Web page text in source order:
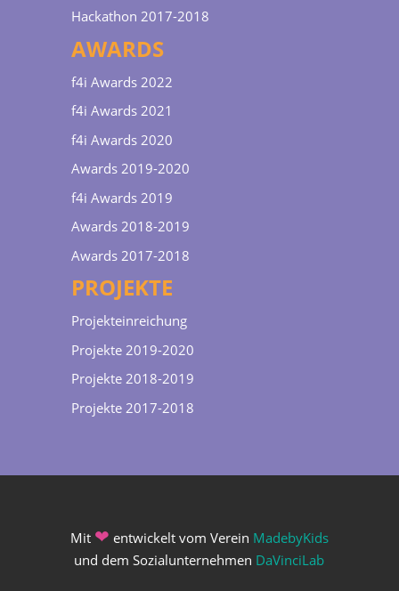
Hackathon 2017-2018
AWARDS
f4i Awards 2022
f4i Awards 2021
f4i Awards 2020
Awards 2019-2020
f4i Awards 2019
Awards 2018-2019
Awards 2017-2018
PROJEKTE
Projekteinreichung
Projekte 2019-2020
Projekte 2018-2019
Projekte 2017-2018
Mit ❤ entwickelt vom Verein MadebyKids
und dem Sozialunternehmen DaVinciLab